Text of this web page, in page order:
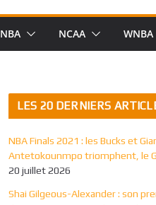
NBA NCAA WNBA
LES 20 DERNIERS
NBA Finals 2021 : les Bucks et
Antetokounmpo triomphent, le
20 juillet 2026
Shai Gilgeous-Alexander : son